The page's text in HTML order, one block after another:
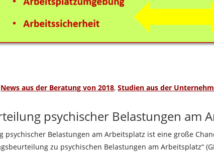
News aus der Beratung von 2018,Studien aus der
psychischer Belastungen am
psychischer Belastungen am Arbeitsplatz ist eine große
zu psychischen Belastungen am Arbeitsplatz“